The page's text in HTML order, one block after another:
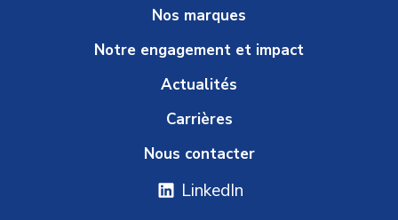
Nos marques
Notre engagement et impact
Actualités
Carrières
Nous contacter
LinkedIn